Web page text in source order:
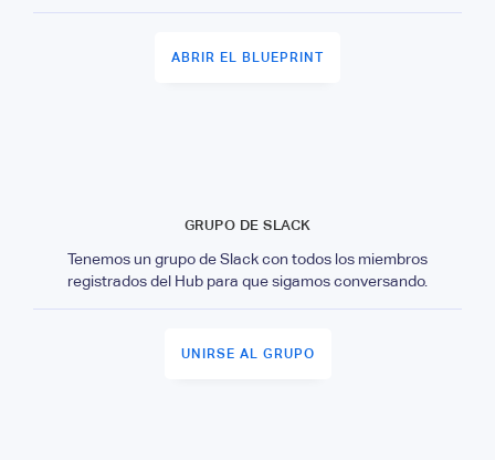
ABRIR EL BLUEPRINT
GRUPO DE SLACK
Tenemos un grupo de Slack con todos los miembros
registrados del Hub para que sigamos conversando.
UNIRSE AL GRUPO